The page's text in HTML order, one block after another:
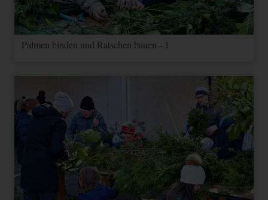
Palmen binden und Ratschen bauen - 1